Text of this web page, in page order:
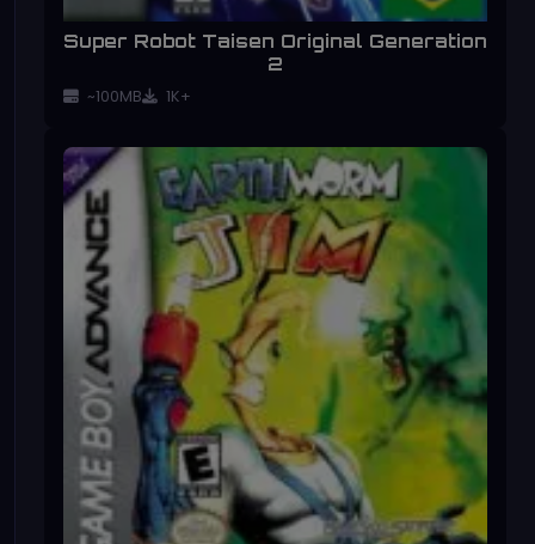
Super Robot Taisen Original Generation
2
~100MB 1K+